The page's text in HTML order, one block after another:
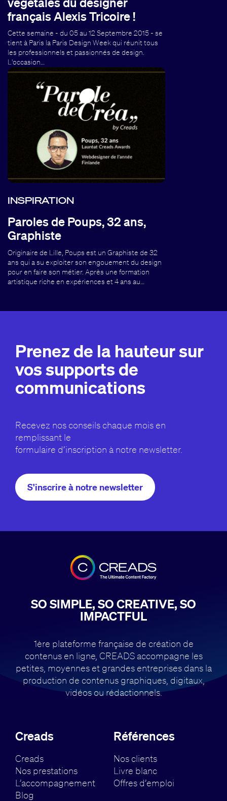
français Alexis Tricoire !
Cette semaine - du 05 au 12 Septembre 2015 - se
tient à Paris la Paris Design Week qui réunit tous
les professionnels et passionnés de design.
L'occasion…
INSPIRATION
Paroles de Poups, 32 ans,
Graphiste
Originaire de Lille, Poups est un Graphiste de 32
ans qui a su exploiter son engouement du design
pour en faire son métier. Après une formation
artistique riche en expériences et 4 ans au…
Prenez de la hauteur sur
vos supports de
communications
Recevez nos conseils chaque mois en
remplissant le
formulaire d’inscription à notre newsletter.
S'inscrire à notre newsletter
SO SIMPLE, SO CREATIVE, SO
IMPACTFUL
1ère plateforme française de création de
contenus en ligne, CREADS accompagne les
petites, moyennes et grandes entreprises dans la
production de contenus graphiques, digitaux,
vidéos ou rédactionnels.
Creads
Creads
Nos prestations
L’accompagnement
Blog
Références
Nos clients
Livre blanc
Offres d’emploi